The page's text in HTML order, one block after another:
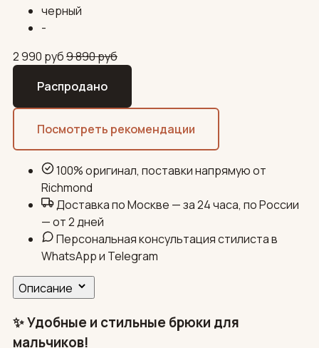
черный
-
2 990 руб9 890руб
Распродано
Посмотреть рекомендации
100% оригинал, поставки напрямую от
Richmond
Доставка по Москве — за 24 часа, по России
— от 2 дней
Персональная консультация стилиста в
WhatsApp и Telegram
Описание
✨ Удобные и стильные брюки для
мальчиков!